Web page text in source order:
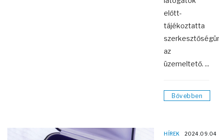
előtt-
tájékoztatta
az
üzemeltető. ...
Bővebben
HÍREK 2024.09.04